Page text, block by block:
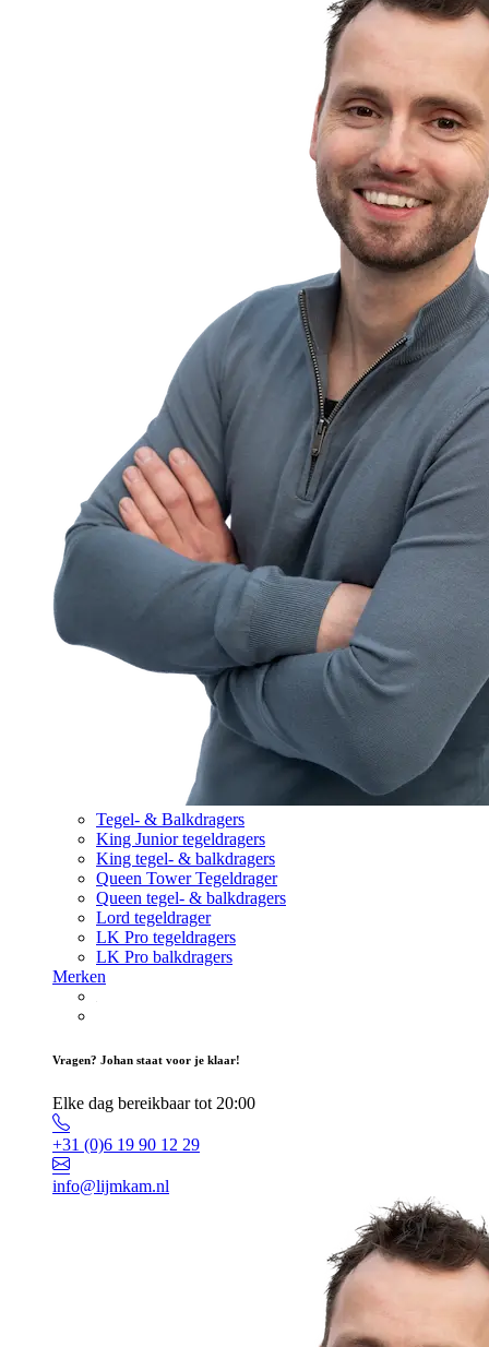
Tegel- & Balkdragers
King Junior tegeldragers
King tegel- & balkdragers
Queen Tower Tegeldrager
Queen tegel- & balkdragers
Lord tegeldrager
LK Pro tegeldragers
LK Pro balkdragers
Merken
Vragen? Johan staat voor je klaar!
Elke dag bereikbaar tot 20:00
+31 (0)6 19 90 12 29
info@lijmkam.nl